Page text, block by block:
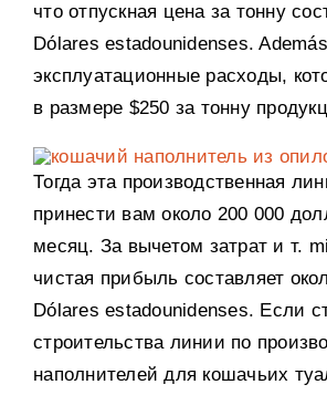
что отпускная цена за тонну
Dólares estadounidenses.
эксплуатационные расходы,
в размере $250 за тонну
Тогда эта производственная
принести вам около 200 000
месяц. За вычетом затрат и т.
чистая прибыль составляет
Dólares estadounidenses. Если
строительства линии по
наполнителей для кошачьих